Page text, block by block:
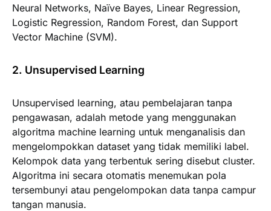
Neural Networks, Naïve Bayes, Linear Regression,
Logistic Regression, Random Forest, dan Support
Vector Machine (SVM).
2. Unsupervised Learning
Unsupervised learning, atau pembelajaran tanpa
pengawasan, adalah metode yang menggunakan
algoritma machine learning untuk menganalisis dan
mengelompokkan dataset yang tidak memiliki label.
Kelompok data yang terbentuk sering disebut cluster.
Algoritma ini secara otomatis menemukan pola
tersembunyi atau pengelompokan data tanpa campur
tangan manusia.